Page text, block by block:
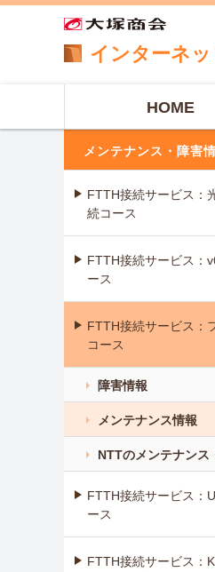
インターネッ
HOME
メンテナンス・障害
FTTH接続サービス：
続コース
FTTH接続サービス：
ース
FTTH接続サービス：
コース
障害情報
メンテナンス情報
NTTのメンテナンス
FTTH接続サービス：
ース
FTTH接続サービス：